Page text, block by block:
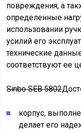
повреждения, а
определенные
использовании
усилий его
технические
соответствуют ее
Sinbo SEB 5802
корпус,
делает его